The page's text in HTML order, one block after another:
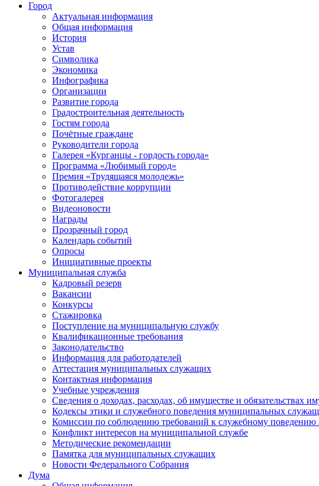
Город
Актуальная информация
Общая информация
История
Устав
Символика
Экономика
Инфографика
Организации
Развитие города
Градостроительная деятельность
Гостям города
Почётные граждане
Руководители города
Галерея «Курганцы - гордость города»
Программа «Любимый город»
Премия «Трудящаяся молодежь»
Противодействие коррупции
Фотогалерея
Видеоновости
Награды
Прозрачный город
Календарь событий
Опросы
Инициативные проекты
Муниципальная служба
Кадровый резерв
Вакансии
Конкурсы
Стажировка
Поступление на муниципальную службу
Квалификационные требования
Законодательство
Информация для работодателей
Аттестация муниципальных служащих
Контактная информация
Учебные учреждения
Сведения о доходах, расходах, об имуществе и обязательствах
Кодексы этики и служебного поведения муниципальных
Комиссии по соблюдению требований к служебному
Конфликт интересов на муниципальной службе
Методические рекомендации
Памятка для муниципальных служащих
Новости Федерального Cобрания
Дума